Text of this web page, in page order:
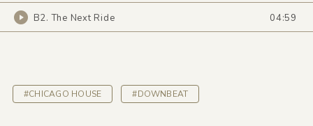
B2. The Next Ride 04:59
#CHICAGO HOUSE #DOWNBEAT